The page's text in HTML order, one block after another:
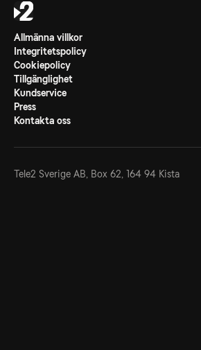
Allmänna villkor
Integritetspolicy
Cookiepolicy
Tillgänglighet
Kundservice
Press
Kontakta oss
Tele2 Sverige AB, Box 62, 164 94 Kista